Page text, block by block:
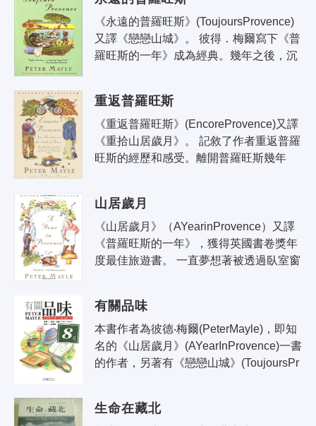
《永遠的普羅旺斯》(ToujoursProvence)
又譯《戀戀山城》。 彼得．梅爾寫下《普
羅旺斯的一年》成為經典。幾年之後，沉
重返普羅旺斯
《重返普羅旺斯》(EncoreProvence)又譯
《重拾山居歲月》。 記敘了作者重返普羅
旺斯的經歷和感受。離開普羅旺斯幾年
山居歲月
《山居歲月》（AYearinProvence）又譯
《普羅旺斯的一年》，獲得英國書卷獎年
度最佳旅遊書。 一直夢想著被透過臥室窗
有關品味
本書作者為彼德‧梅爾(PeterMayle)，即知
名的《山居歲月》(AYearInProvence)一書
的作者，另著有《戀戀山城》(ToujoursPr
生命在藏北